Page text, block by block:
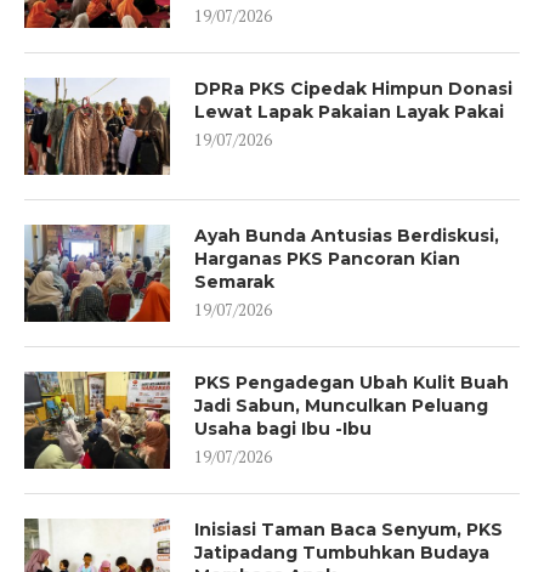
19/07/2026
DPRa PKS Cipedak Himpun Donasi
Lewat Lapak Pakaian Layak Pakai
19/07/2026
Ayah Bunda Antusias Berdiskusi,
Harganas PKS Pancoran Kian
Semarak
19/07/2026
PKS Pengadegan Ubah Kulit Buah
Jadi Sabun, Munculkan Peluang
Usaha bagi Ibu -Ibu
19/07/2026
Inisiasi Taman Baca Senyum, PKS
Jatipadang Tumbuhkan Budaya